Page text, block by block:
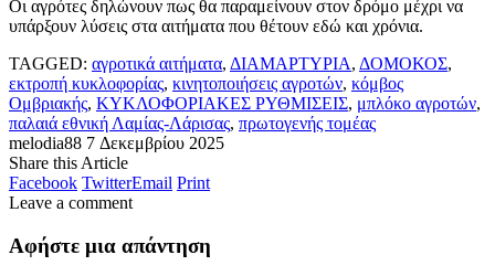
Οι αγρότες δηλώνουν πως θα παραμείνουν στον δρόμο μέχρι να
υπάρξουν λύσεις στα αιτήματα που θέτουν εδώ και χρόνια.
TAGGED: αγροτικά αιτήματα, ΔΙΑΜΑΡΤΥΡΙΑ, ΔΟΜΟΚΟΣ,
εκτροπή κυκλοφορίας, κινητοποιήσεις αγροτών, κόμβος
Ομβριακής, ΚΥΚΛΟΦΟΡΙΑΚΕΣ ΡΥΘΜΙΣΕΙΣ, μπλόκο αγροτών,
παλαιά εθνική Λαμίας-Λάρισας, πρωτογενής τομέας
melodia88 7 Δεκεμβρίου 2025
Share this Article
Facebook TwitterEmail Print
Leave a comment
Αφήστε μια απάντηση